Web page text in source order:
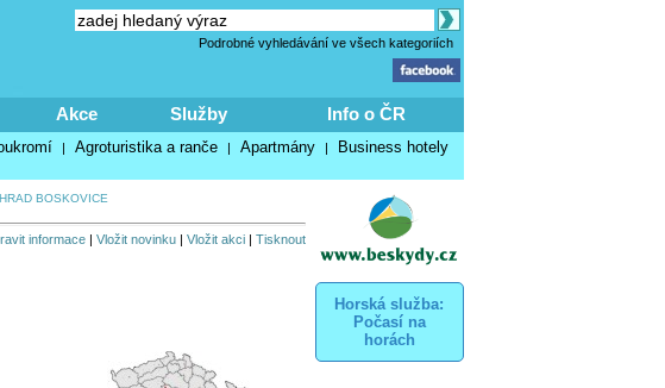
Podrobné vyhledávání ve všech kategoriích
Akce Služby Info o ČR
| Agroturistika a ranče | Apartmány | Business hotely
HRAD BOSKOVICE
informace| Vložit novinku| Vložit akci| Tisknout
Horská služba:
Počasí na
horách